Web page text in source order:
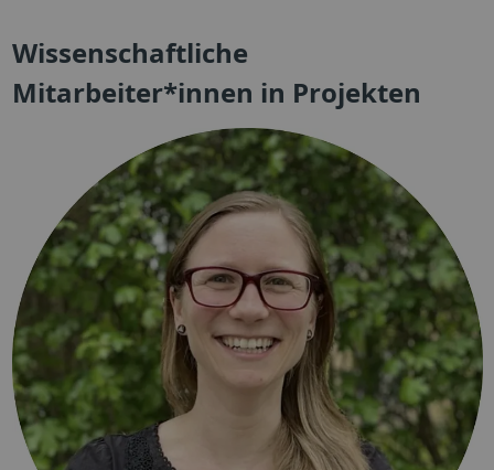
Wissenschaftliche
Mitarbeiter*innen in Projekten